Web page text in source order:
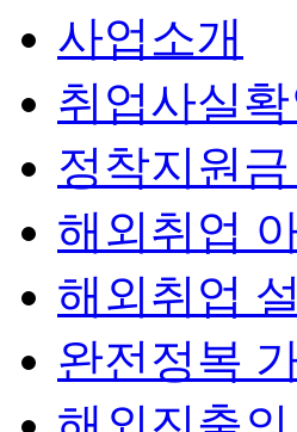
사업소개
취업사실
정착지원
해외취업
해외취업
완전정복